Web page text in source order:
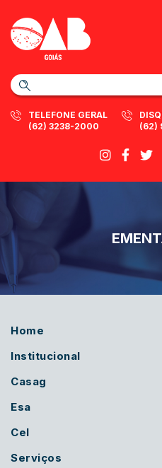
TELEFONE GERAL
(62) 3238-2000
(62)
Home
Institucional
Casag
Esa
Cel
Serviços